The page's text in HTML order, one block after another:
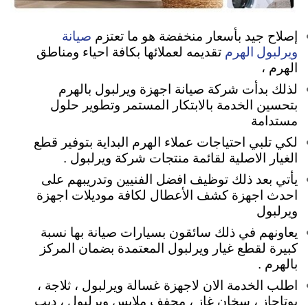
إصلاح جيد بأسعار منخفضة هو ما تعتزم صيانة
ويرلبول الهرم تقديمه لعملائها بكافة احياء ومناطق
الهرم ،
لذلك بدأت شركة صيانة اجهزة ويرلبول بالهرم
بتحسين الخدمة بالابتكار المستمر وتطوير حلول
مستدامة
لكي تلبي احتياجات عملاء الهرم البداية بتوفير قطع
الغيار الاصلية لقائمة منتجات شركة ويرلبول .
يأتي بعد ذلك توظيف افضل الفنيين وتدريبهم على
احدث اجهزة كشف الأعطال لكافة موديلات اجهزة
ويرلبول
يعاونهم في ذلك سائقون بسيارات صيانة بها نسبة
كبيرة لقطع غيار ويرلبول المعتمدة بضمان المركز
بالهرم .
اطلب الخدمة الان لاجهزة غسالة ويرلبول ، ثلاجة ،
بوتاجاز ، سخان غاز ، مجفف ملابس ويرلبول ، ديب